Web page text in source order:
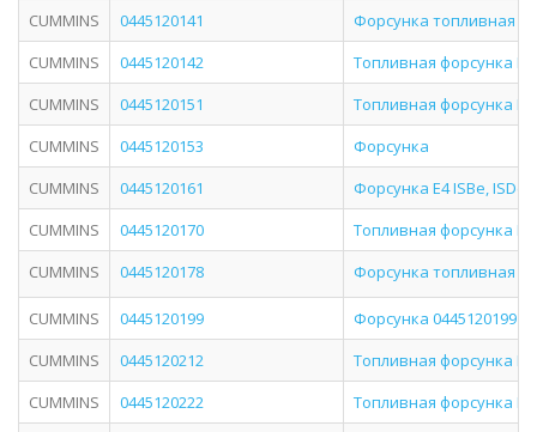
CUMMINS
0445120141
Форсунка топливная
CUMMINS
0445120142
Топливная форсунка
CUMMINS
0445120151
Топливная форсунка
CUMMINS
0445120153
Форсунка
CUMMINS
0445120161
Форсунка Е4 ISBe, ISDe
CUMMINS
0445120170
Топливная форсунка
CUMMINS
0445120178 Форсунка топливная
CUMMINS 0445120199
Форсунка 0445120199
CUMMINS
0445120212
Топливная форсунка
CUMMINS
0445120222
Топливная форсунка